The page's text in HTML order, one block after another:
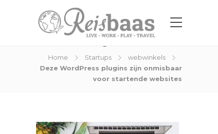
Home Startups
webwinkels
Deze WordPress plugins zijn onmisbaar
voor startende websites